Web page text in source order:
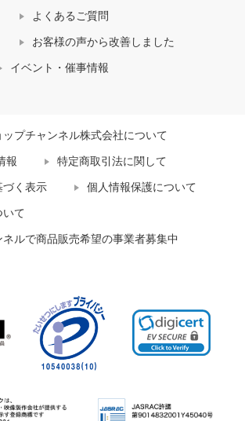
よくあるご質問
お客様の声から改善しました
イベント・催事情報
プチャンネル株式会社について
報 特定商取引法に関して
づく表示 個人情報保護について
いて
ルで商品販売希望の事業者募集中